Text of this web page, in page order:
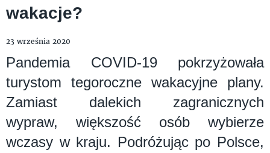
wakacje?
23 września 2020
Pandemia COVID-19 pokrzyżowała
turystom tegoroczne wakacyjne plany.
Zamiast dalekich zagranicznych
wypraw, większość osób wybierze
wczasy w kraju. Podróżując po Polsce,